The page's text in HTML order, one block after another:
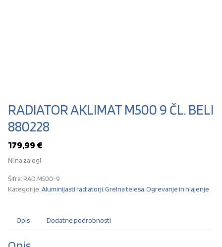
RADIATOR AKLIMAT M500 9 ČL. BELI
880228
179,99 €
Ni na zalogi
Šifra: RAD.M500-9
Kategorije:Aluminijasti radiatorji,Grelna telesa,Ogrevanje in hlajenje
Opis Dodatne podrobnosti